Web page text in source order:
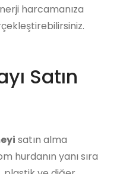
harcamanıza
Satın
satın alma
hurdanın yanı sıra